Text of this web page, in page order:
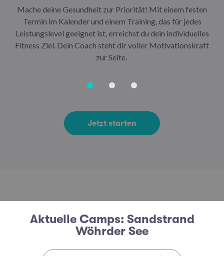
Mache deine Gesundheit zur Priorität! Mit einem festen
Termin im Kalender und einem Training, das für jedes
Leistungslevel geeignet ist, erreichst du dein individuelles
Fitness Ziel. Dein Coach steht dir voller Motivationskraft
zur Seite.
Jetzt starten
Aktuelle Camps: Sandstrand
Wöhrder See